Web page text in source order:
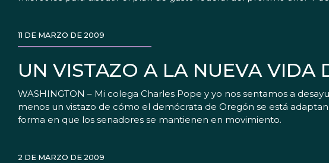
UN VISTAZO A LA NUEVA VIDA
11 DE MARZO DE 2009
WASHINGTON – Mi colega Charles Pope y yo nos sentamos a
menos un vistazo de cómo el demócrata de Oregón se está
forma en que los senadores se mantienen en movimiento.
2 DE MARZO DE 2009